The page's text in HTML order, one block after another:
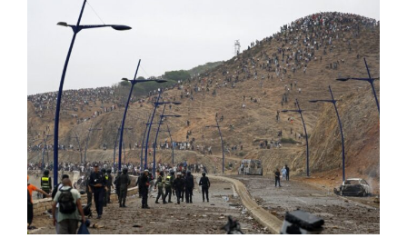
le1.ma
l'intelligence de
l'information